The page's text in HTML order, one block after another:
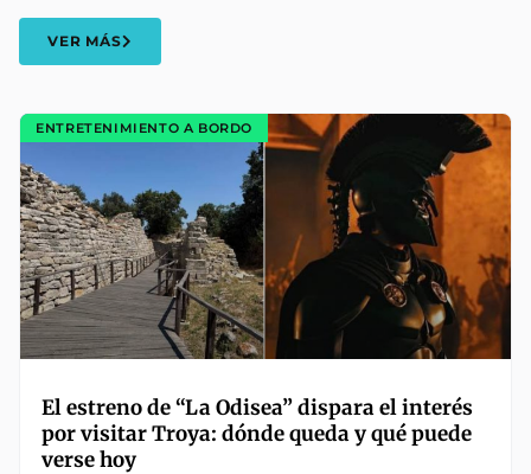
VER MÁS
ENTRETENIMIENTO A BORDO
El estreno de “La Odisea” dispara el interés
por visitar Troya: dónde queda y qué puede
verse hoy